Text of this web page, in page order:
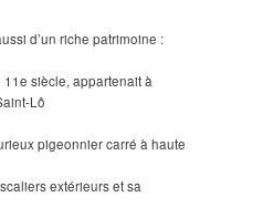
d’un riche patrimoine :
11e siècle, appartenait à
Lô
pigeonnier carré à haute
extérieurs et sa